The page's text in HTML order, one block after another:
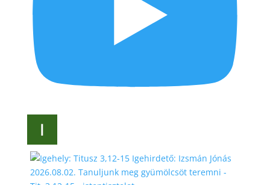
2026.08.02. Tanuljunk meg gyümölcsöt teremni -